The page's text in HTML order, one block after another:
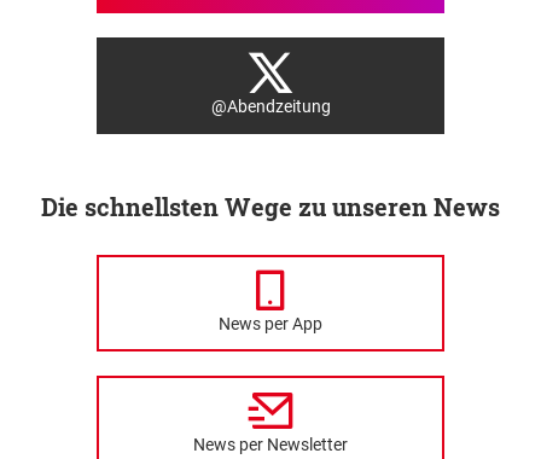
@Abendzeitung
Die schnellsten Wege zu unseren News
News per App
News per Newsletter